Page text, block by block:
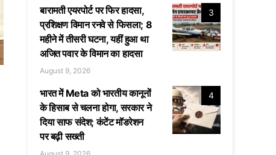
3
बारामती एयरपोर्ट पर फिर हादसा,
प्रशिक्षण विमान रनवे से फिसला; 8
महीने में तीसरी घटना, यहीं हुआ था
अजित पवार के विमान का हादसा
August 9, 2026
4
भारत में Meta को भारतीय कानूनों
के हिसाब से चलना होगा, सरकार ने
दिया साफ संदेश; कंटेंट मॉडरेशन
पर बढ़ी सख्ती